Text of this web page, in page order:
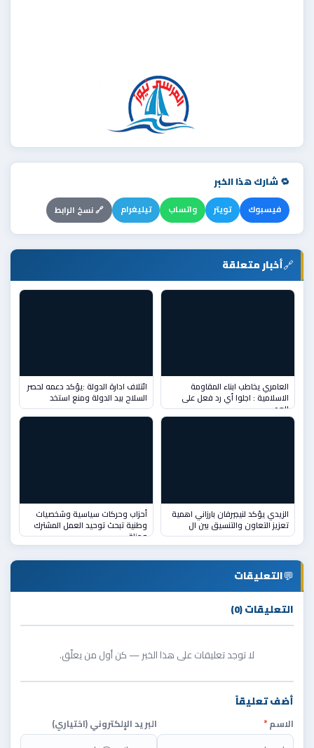
🔁 شارك هذا الخبر
فيسبوك تويتر واتساب تيليغرام 🔗 نسخ الرابط
🔗أخبار متعلقة
العامري يخاطب ابناء المقاومة
الاسلامية : اجلوا أي رد فعل على
العد
ائتلاف ادارة الدولة :يؤكد دعمه لحصر
السلاح بيد الدولة ومنع استخد
الزيدي يؤكد لنيجيرفان بارزاني اهمية
تعزيز التعاون والتنسيق بين ال
أحزاب وحركات سياسية وشخصيات
وطنية تبحث توحيد العمل المشترك
ومناق
💬التعليقات
التعليقات (0)
لا توجد تعليقات على هذا الخبر — كن أول من يعلّق.
أضف تعليقاً
الاسم* البريد الإلكتروني (اختياري)